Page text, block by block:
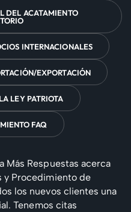
DEL ACATAMIENTO
INTERNACIONALES
EXPORTACIÓN
LEY PATRIOTA
FAQ
Más Respuestas acerca
y Procedimiento de
los nuevos clientes una
Tenemos citas